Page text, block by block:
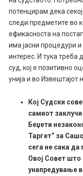
потенцирам дека
следи предметите во
ефикасноста на
има јасни процедури
интерес. И тука треба
суд, кој е позитивно
унија и во Извештајот
Кој Судски
самиот
Беџети
Таргет“ за
сега не сака
Овој Совет што
унапредување